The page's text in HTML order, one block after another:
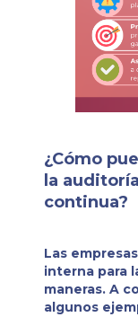
¿Cómo
la
continua?
Las
interna para
maneras. A
algunos